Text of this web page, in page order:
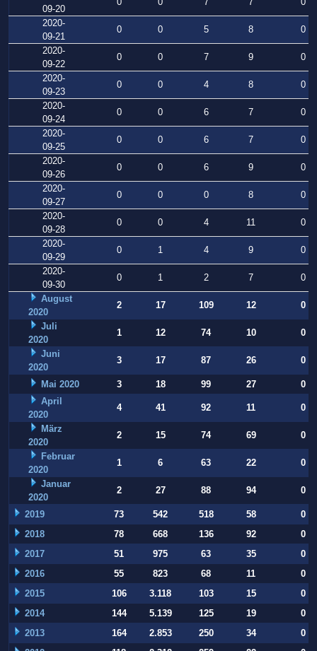
09-20
2020-
09-21
0 0 5 8
0
2020-
09-22
0 0 7 9
0
2020-
09-23
0 0 4 8
0
2020-
09-24
0 0 6 7
0
2020-
09-25
0 0 6 7
0
2020-
09-26
0 0 6 9
0
2020-
09-27
0 0 0 8
0
2020-
09-28
0 0 4 11
0
2020-
09-29
0 1 4 9
0
2020-
09-30
0 1 2 7
0
August
2020
2 17 109 12
0
Juli
2020
1 12 74 10
0
Juni
2020
3 17 87 26 0
Mai 2020 3 18 99 27
0
April
2020
4 41 92 11
0
März
2020
2 15 74 69
0
Februar
2020
1 6 63 22
0
Januar
2020
2 27 88 94 0
2019 73 542 518 58
0
2018
78 668 136 92
0
2017
51 975 63 35
0
2016
55 823 68 11
0
2015
106 3.118 103 15
0
2014
144 5.139 125 19
0
2013
164 2.853 250 34
0